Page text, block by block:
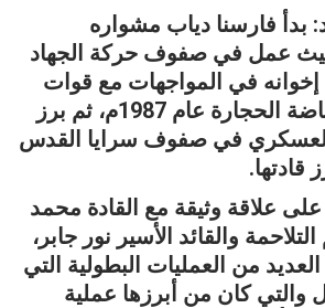
فارسنا دياب مشواره
حيث عمل في صفوف حركة الجهاد
في المواجهات مع قوات
الاحتلال خلال انتفاضة الحجارة عام 1987م، ثم برز
في صفوف سرايا القدس
قادتها.
علاقة وثيقة مع القادة محمد
والقائد الأسير نور جابر،
من العمليات البطولية التي
والتي كان من أبرزها عملية